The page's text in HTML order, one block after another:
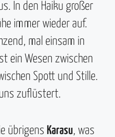
In den Haiku großer
immer wieder auf.
mal einsam in
ein Wesen zwischen
Spott und Stille.
zuflüstert.
übrigens Karasu, was